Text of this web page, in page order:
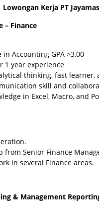
Lowongan Kerja PT
– Finance
in Accounting GPA >3,00
1 year experience
thinking, fast learner,
skill and
in Excel, Macro, and
from Senior Finance
in several Finance areas.
& Management